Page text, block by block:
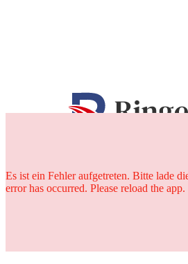
25
Es ist ein Fehler aufgetreten. Bitte lade
error has occurred. Please reload the app.